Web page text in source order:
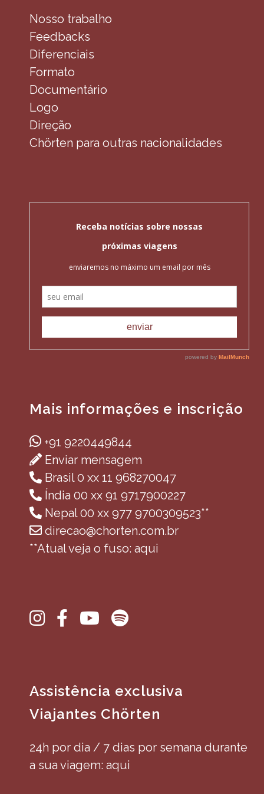
Nosso trabalho
Feedbacks
Diferenciais
Formato
Documentário
Logo
Direção
Chörten para outras nacionalidades
Mais informações e inscrição
+91 9220449844
Enviar mensagem
Brasil 0 xx 11 968270047
Índia 00 xx 91 9717900227
Nepal 00 xx 977 9700309523**
direcao@chorten.com.br
**Atual veja o fuso: aqui
Assistência exclusiva
Viajantes Chörten
24h por dia / 7 dias por semana durante
a sua viagem: aqui